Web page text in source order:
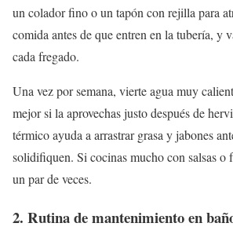
un colador fino o un tapón con rejilla para
comida antes de que entren en la tubería, y
cada fregado.
Una vez por semana, vierte agua muy
mejor si la aprovechas justo después de
térmico ayuda a arrastrar grasa y jabones
solidifiquen. Si cocinas mucho con salsas o
un par de veces.
2. Rutina de mantenimiento en